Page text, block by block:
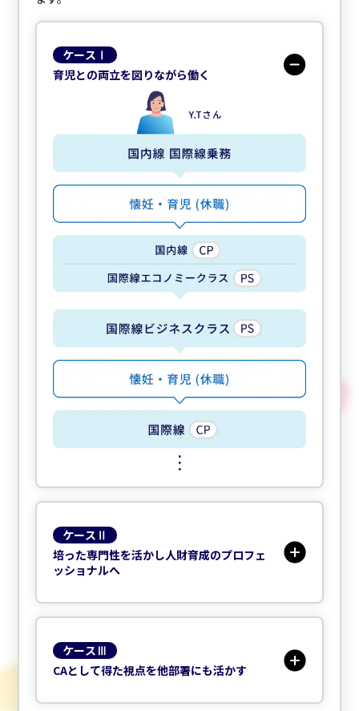
ケースⅠ
育児との両立を図りながら働く
ケースⅡ
培った専門性を活かし人財育成のプロフェ
ッショナルへ
ケースⅢ
CAとして得た視点を他部署にも活かす